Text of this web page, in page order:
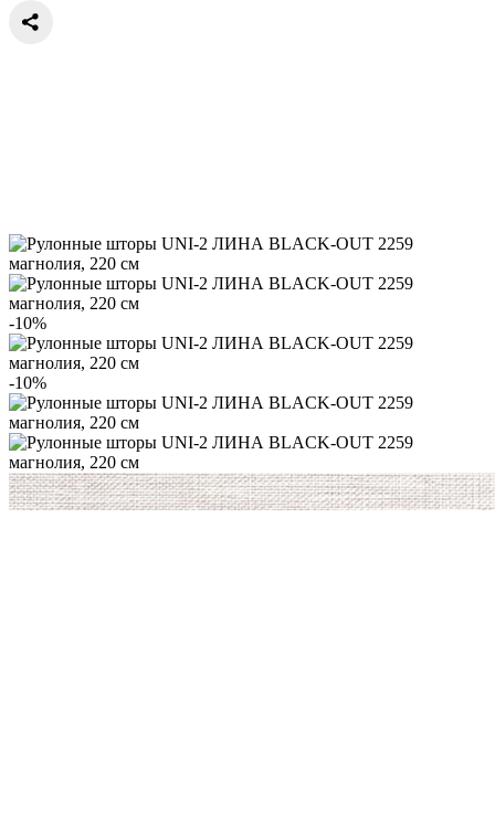
-10%
-10%